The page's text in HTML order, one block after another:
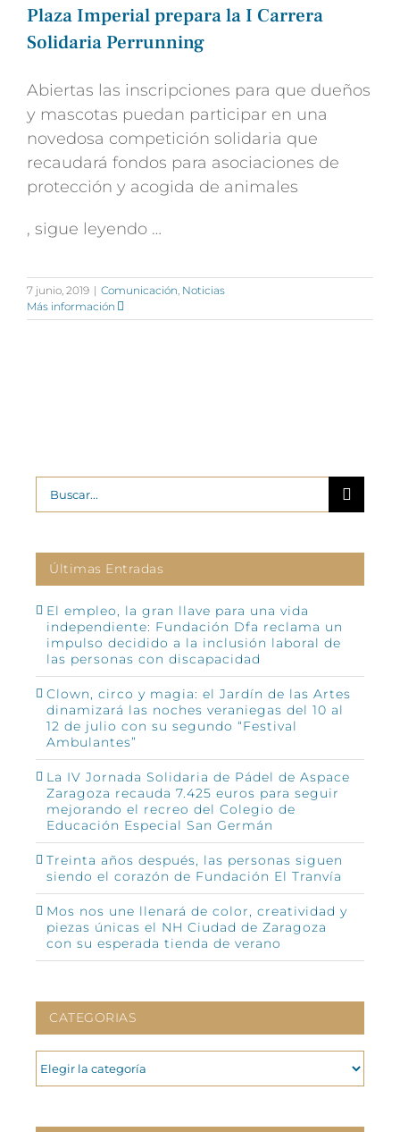
Plaza Imperial prepara la I Carrera
Solidaria Perrunning
Abiertas las inscripciones para que dueños
y mascotas puedan participar en una
novedosa competición solidaria que
recaudará fondos para asociaciones de
protección y acogida de animales
, sigue leyendo …
7 junio, 2019 | Comunicación Noticias
Más información
Buscar:
Últimas Entradas
El empleo, la gran llave para una vida
independiente: Fundación Dfa reclama un
impulso decidido a la inclusión laboral de
las personas con discapacidad
Clown, circo y magia: el Jardín de las Artes
dinamizará las noches veraniegas del 10 al
12 de julio con su segundo “Festival
Ambulantes”
La IV Jornada Solidaria de Pádel de Aspace
Zaragoza recauda 7.425 euros para seguir
mejorando el recreo del Colegio de
Educación Especial San Germán
Treinta años después, las personas siguen
siendo el corazón de Fundación El Tranvía
Mos nos une llenará de color, creatividad y
piezas únicas el NH Ciudad de Zaragoza
con su esperada tienda de verano
CATEGORIAS
CATEGORIAS